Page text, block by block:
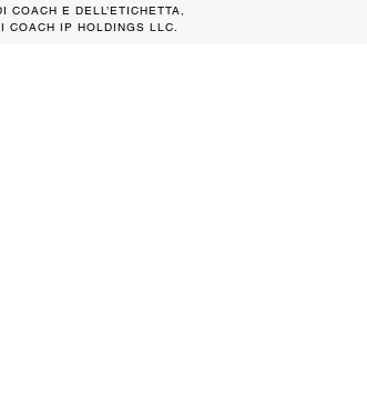
E DELL’ETICHETTA,
COACH IP HOLDINGS LLC.